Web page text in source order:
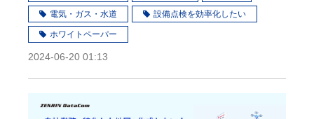
電気・ガス・水道 設備点検を効率化したい
ホワイトペーパー
2024-06-20 01:13